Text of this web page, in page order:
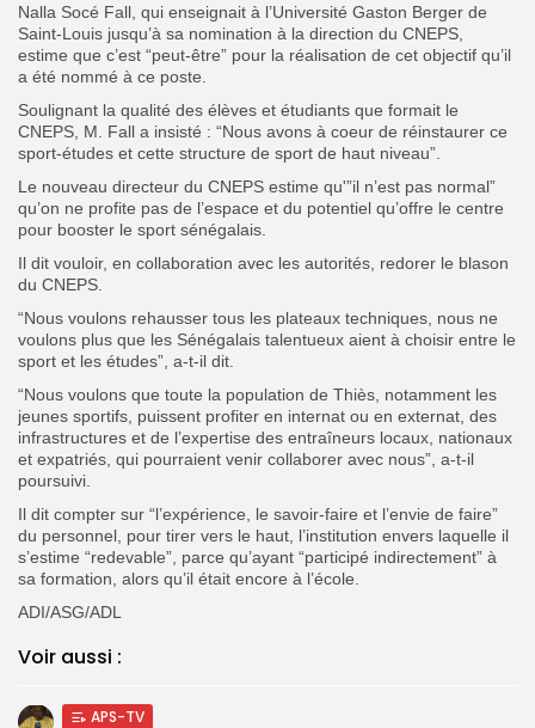
Nalla Socé Fall, qui enseignait à l’Université Gaston Berger de
Saint-Louis jusqu’à sa nomination à la direction du CNEPS,
estime que c’est “peut-être” pour la réalisation de cet objectif qu’il
a été nommé à ce poste.
Soulignant la qualité des élèves et étudiants que formait le
CNEPS, M. Fall a insisté : “Nous avons à coeur de réinstaurer ce
sport-études et cette structure de sport de haut niveau”.
Le nouveau directeur du CNEPS estime qu'”il n’est pas normal”
qu’on ne profite pas de l’espace et du potentiel qu’offre le centre
pour booster le sport sénégalais.
Il dit vouloir, en collaboration avec les autorités, redorer le blason
du CNEPS.
“Nous voulons rehausser tous les plateaux techniques, nous ne
voulons plus que les Sénégalais talentueux aient à choisir entre le
sport et les études”, a-t-il dit.
“Nous voulons que toute la population de Thiès, notamment les
jeunes sportifs, puissent profiter en internat ou en externat, des
infrastructures et de l’expertise des entraîneurs locaux, nationaux
et expatriés, qui pourraient venir collaborer avec nous”, a-t-il
poursuivi.
Il dit compter sur “l’expérience, le savoir-faire et l’envie de faire”
du personnel, pour tirer vers le haut, l’institution envers laquelle il
s’estime “redevable”, parce qu’ayant “participé indirectement” à
sa formation, alors qu’il était encore à l’école.
ADI/ASG/ADL
Voir aussi :
APS-TV